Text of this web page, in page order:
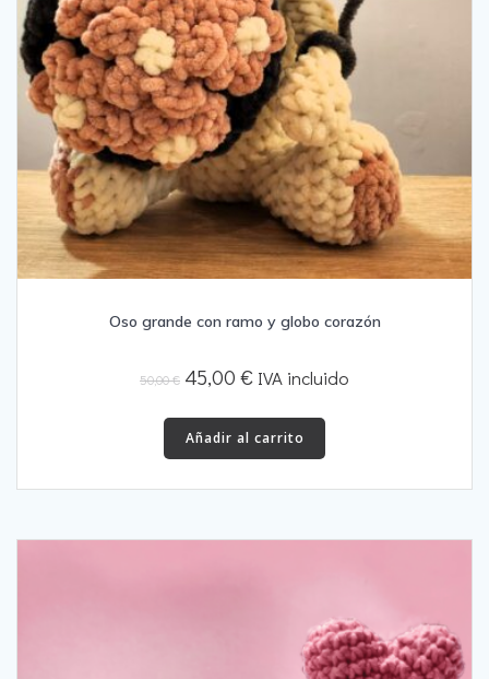
Oso grande con ramo y globo corazón
50,00€ El
original
era:
50,00 €.
45,00 €El
actual
es:
45,00 €.
IVA incluido
Añadir al carrito